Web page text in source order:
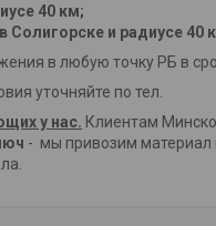
40 км;
и радиусе 40
в любую точку РБ в
уточняйте по тел.
у нас. Клиентам
- мы привозим материал